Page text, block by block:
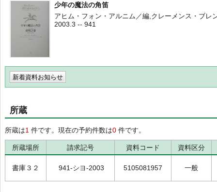
少年の魔法の角笛
アヒム・フォン・アルニム／編,クレーメンス・ブレ
2003.3 -- 941
新着資料お知らせ
所蔵
所蔵は1 件です。現在の予約件数は0 件です。
所蔵場所 請求記号 資料コード 資料区分
書庫３２ 941-シヨ-2003 5105081957 一般